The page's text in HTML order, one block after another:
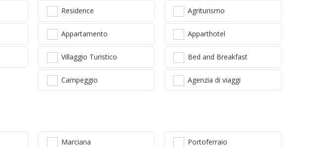
Residence
Appartamento
Villaggio Turistico
Campeggio
Agriturismo
Apparthotel
Bed and Breakfast
Agenzia di viaggi
Marciana Portoferraio